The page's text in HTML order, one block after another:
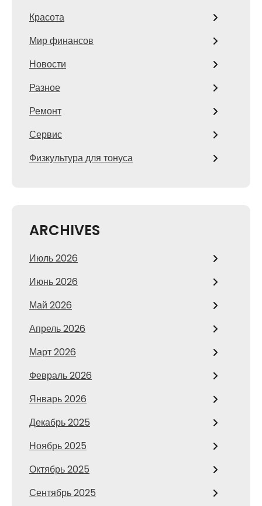
Красота
Мир финансов
Новости
Разное
Ремонт
Сервис
Физкультура для тонуса
ARCHIVES
Июль 2026
Июнь 2026
Май 2026
Апрель 2026
Март 2026
Февраль 2026
Январь 2026
Декабрь 2025
Ноябрь 2025
Октябрь 2025
Сентябрь 2025